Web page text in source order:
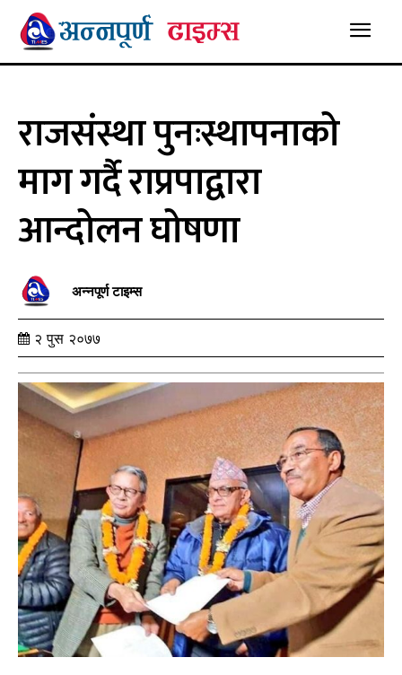
राजसंस्था पुनःस्थापनाको
माग गर्दै राप्रपाद्वारा
आन्दोलन घोषणा
अन्नपूर्ण टाइम्स
२ पुस २०७७